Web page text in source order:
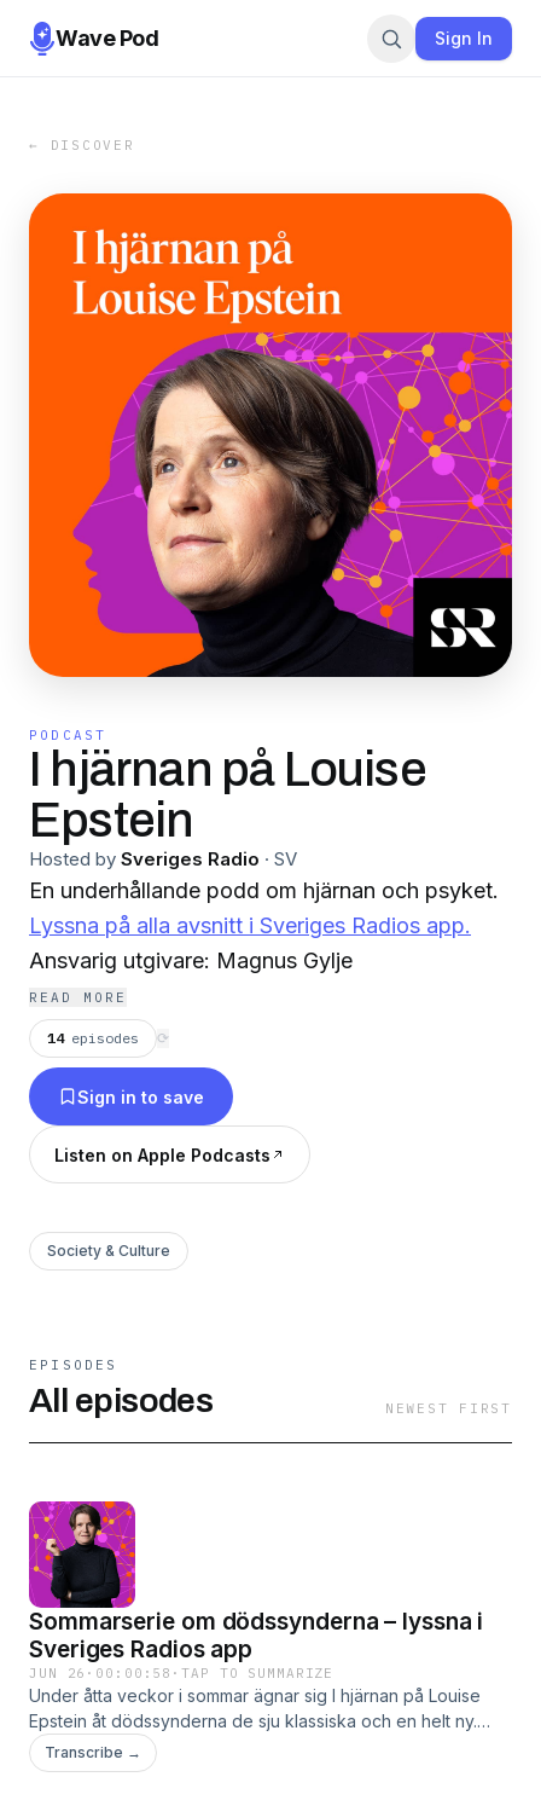
Wave Pod Sign In
← DISCOVER
PODCAST
I hjärnan på Louise
Epstein
Hosted by Sveriges Radio · SV
En underhållande podd om hjärnan och psyket.
Lyssna på alla avsnitt i Sveriges Radios app.
Ansvarig utgivare: Magnus Gylje
READ MORE
14 episodes ⟳
Sign in to save
Listen on Apple Podcasts
Society & Culture
EPISODES
All episodes NEWEST FIRST
Sommarserie om dödssynderna – lyssna i
Sveriges Radios app
JUN 26 · 00:00:58 ·TAP TO SUMMARIZE
Under åtta veckor i sommar ägnar sig I hjärnan på Louise
Epstein åt dödssynderna de sju klassiska och en helt ny.
Lyssna på alla avsnitt i Sveriges Radios app. Börja lyssna nu i
Sveriges Radios app.Louise Epstein tar hjälp av Anders
Transcribe →